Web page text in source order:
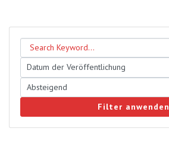
Filter anwenden